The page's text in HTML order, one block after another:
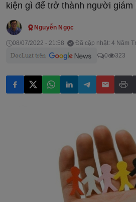
kiện gì để trở thành người giám
Nguyễn Ngọc
08/07/2022 - 21:58
Đã cập nhật: 4 Năm
0
323